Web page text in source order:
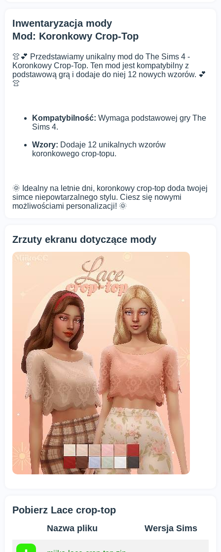
Inwentaryzacja mody
Mod: Koronkowy Crop-Top
👚💕 Przedstawiamy unikalny mod do The Sims 4 -
Koronkowy Crop-Top. Ten mod jest kompatybilny z
podstawową grą i dodaje do niej 12 nowych wzorów. 💕
👚
Kompatybilność: Wymaga podstawowej gry The
Sims 4.
Wzory: Dodaje 12 unikalnych wzorów
koronkowego crop-topu.
🌞 Idealny na letnie dni, koronkowy crop-top doda twojej
simce niepowtarzalnego stylu. Ciesz się nowymi
możliwościami personalizacji! 🌞
Zrzuty ekranu dotyczące mody
Pobierz Lace crop-top
Nazwa pliku Wersja Sims